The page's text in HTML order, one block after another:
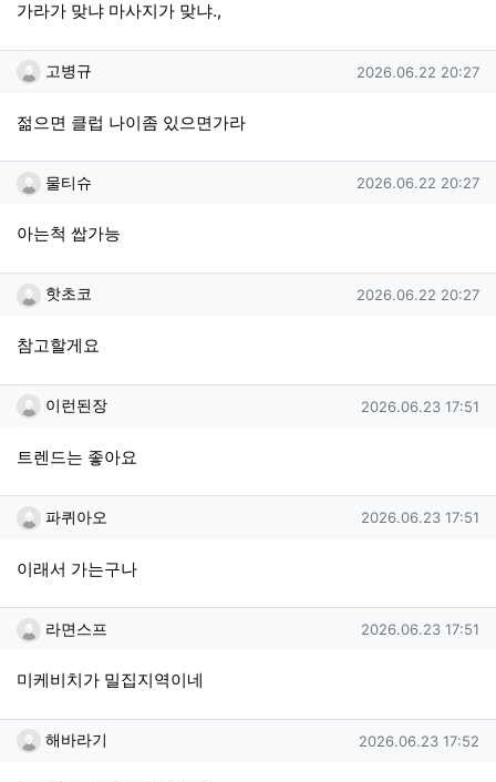
가라가 맞냐 마사지가 맞냐.,
고병규님의 댓글
고병규 작성일
2026.06.22 20:27
젊으면 클럽 나이좀 있으면가라
물티슈님의 댓글
물티슈 작성일
2026.06.22 20:27
아는척 쌉가능
핫초코님의 댓글
핫초코 작성일
2026.06.22 20:27
참고할게요
이런된장님의 댓글
이런된장 작성일
2026.06.23 17:51
트렌드는 좋아요
파퀴아오님의 댓글
파퀴아오 작성일
2026.06.23 17:51
이래서 가는구나
라면스프님의 댓글
라면스프 작성일
2026.06.23 17:51
미케비치가 밀집지역이네
해바라기님의 댓글
해바라기 작성일
2026.06.23 17:52